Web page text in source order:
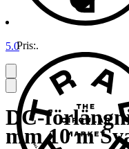
5.0
DC-
mm 10 m
Pris:.